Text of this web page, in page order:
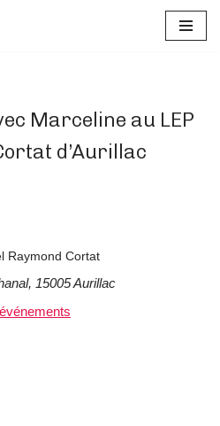
Marceline au LEP
d’Aurillac
Raymond Cortat
15005 Aurillac